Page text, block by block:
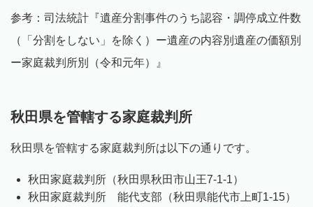
参考：司法統計『遺産分割事件のうち認容・調停成立件数
（「分割をしない」を除く）ー遺産の内容別遺産の価額別
ー家庭裁判所別（令和元年）』
秋田県を管轄する家庭裁判所
秋田県を管轄する家庭裁判所は以下の通りです。
秋田家庭裁判所（秋田県秋田市山王7-1-1）
秋田家庭裁判所 能代支部（秋田県能代市上町1-15）